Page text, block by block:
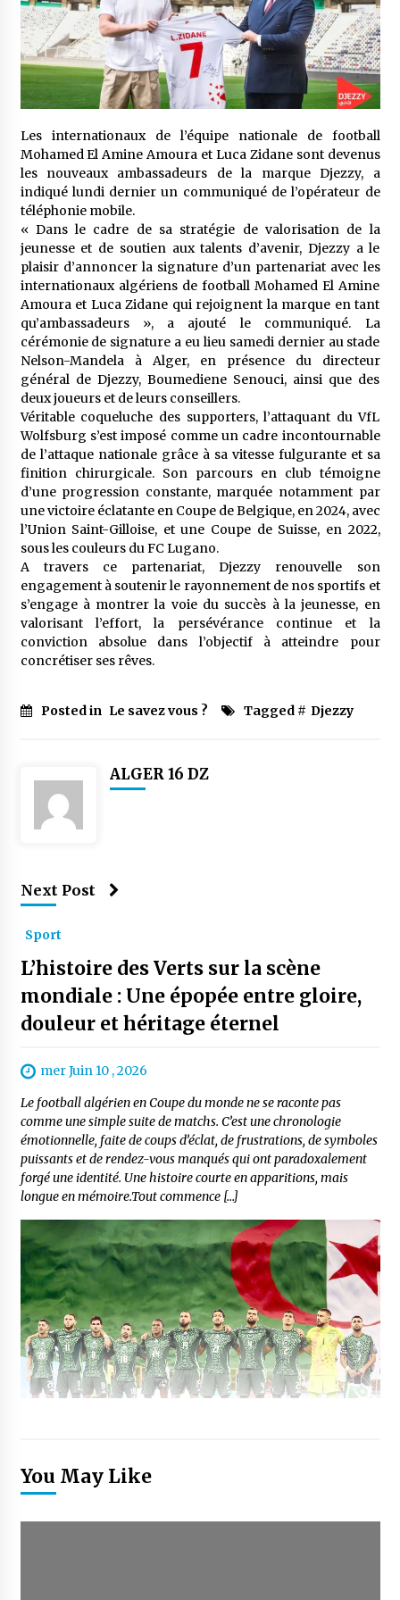
meilleur prêche du vendredi
2 semaines ago
Droit à l’affiliation au régime national de
retraite : Coup d’envoi d’une campagne de
sensibilisation au profit de la communauté
nationale à l’étranger
2 semaines ago
Lancement d’une campagne nationale de
informel
2 semaines ago
Première voiture de course conçue et
fabriquée localement : Une équipe d’étudiants
algériens participe à une compétition
internationale
3 semaines ago
Université Alger 3 : Lancement d’un master à
cursus intégré à la licence en communication
en langue amazighe
3 semaines ago
Les internationaux de l’équipe nationale de football
Mohamed El Amine Amoura et Luca Zidane sont devenus
les nouveaux ambassadeurs de la marque Djezzy, a
indiqué lundi dernier un communiqué de l’opérateur de
téléphonie mobile.
« Dans le cadre de sa stratégie de valorisation de la
jeunesse et de soutien aux talents d’avenir, Djezzy a le
plaisir d’annoncer la signature d’un partenariat avec les
internationaux algériens de football Mohamed El Amine
Amoura et Luca Zidane qui rejoignent la marque en tant
qu’ambassadeurs », a ajouté le communiqué. La
cérémonie de signature a eu lieu samedi dernier au stade
Nelson-Mandela à Alger, en présence du directeur
général de Djezzy, Boumediene Senouci, ainsi que des
deux joueurs et de leurs conseillers.
Véritable coqueluche des supporters, l’attaquant du VfL
Wolfsburg s’est imposé comme un cadre incontournable
de l’attaque nationale grâce à sa vitesse fulgurante et sa
finition chirurgicale. Son parcours en club témoigne
d’une progression constante, marquée notamment par
une victoire éclatante en Coupe de Belgique, en 2024, avec
l’Union Saint-Gilloise, et une Coupe de Suisse, en 2022,
sous les couleurs du FC Lugano.
A travers ce partenariat, Djezzy renouvelle son
engagement à soutenir le rayonnement de nos sportifs et
s’engage à montrer la voie du succès à la jeunesse, en
valorisant l’effort, la persévérance continue et la
conviction absolue dans l’objectif à atteindre pour
concrétiser ses rêves.
Posted in Le savez vous ? Tagged # Djezzy
ALGER 16 DZ
Next Post
Sport
L’histoire des Verts sur la scène
mondiale : Une épopée entre gloire,
douleur et héritage éternel
mer Juin 10 , 2026
Le football algérien en Coupe du monde ne se raconte pas
comme une simple suite de matchs. C’est une chronologie
émotionnelle, faite de coups d’éclat, de frustrations, de symboles
puissants et de rendez-vous manqués qui ont paradoxalement
forgé une identité. Une histoire courte en apparitions, mais
longue en mémoire.Tout commence […]
You May Like